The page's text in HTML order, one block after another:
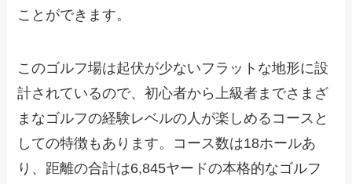
ことができます。
このゴルフ場は起伏が少ないフラットな地形に設
計されているので、初心者から上級者までさまざ
まなゴルフの経験レベルの人が楽しめるコースと
しての特徴もあります。コース数は18ホールあ
り、距離の合計は6,845ヤードの本格的なゴルフ